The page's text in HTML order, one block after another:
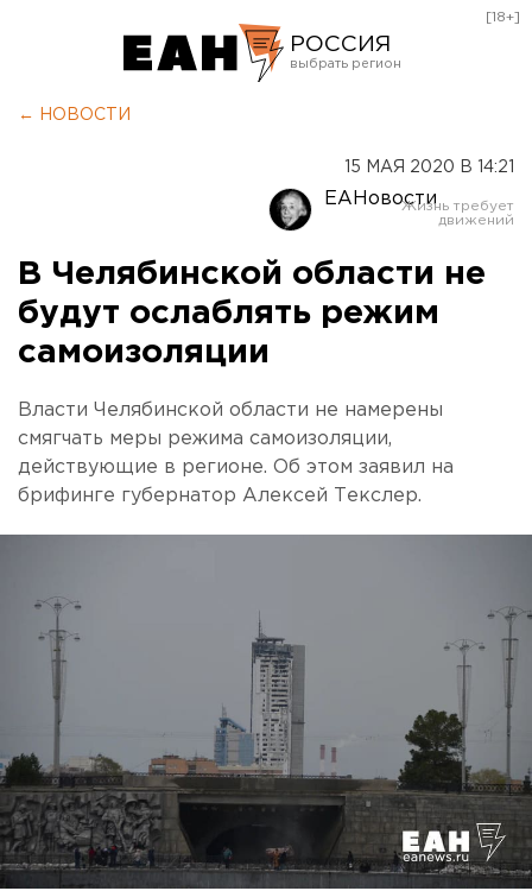
РОССИЯ
Оренбург
[18+]
← НОВОСТИ
15 МАЯ 2020 В 14:21
ЕАНовости
В Челябинской области не
будут ослаблять режим
самоизоляции
Власти Челябинской области не намерены
смягчать меры режима самоизоляции,
действующие в регионе. Об этом заявил на
брифинге губернатор Алексей Текслер.